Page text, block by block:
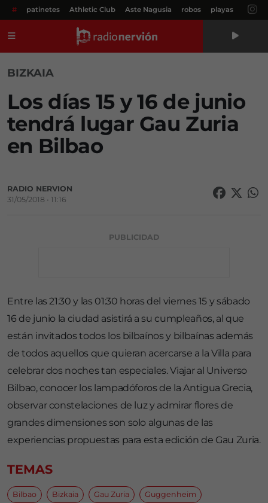
# patinetes Athletic Club Aste Nagusia robos playas
BIZKAIA
Los días 15 y 16 de junio
tendrá lugar Gau Zuria
en Bilbao
RADIO NERVION
31/05/2018 • 11:16
PUBLICIDAD
Entre las 21:30 y las 01:30 horas del viernes 15 y sábado
16 de junio la ciudad asistirá a su cumpleaños, al que
están invitados todos los bilbaínos y bilbaínas además
de todos aquellos que quieran acercarse a la Villa para
celebrar dos noches tan especiales. Viajar al Universo
Bilbao, conocer los lampadóforos de la Antigua Grecia,
observar constelaciones de luz y admirar flores de
grandes dimensiones son solo algunas de las
experiencias propuestas para esta edición de Gau Zuria.
TEMAS
Bilbao Bizkaia Gau Zuria Guggenheim